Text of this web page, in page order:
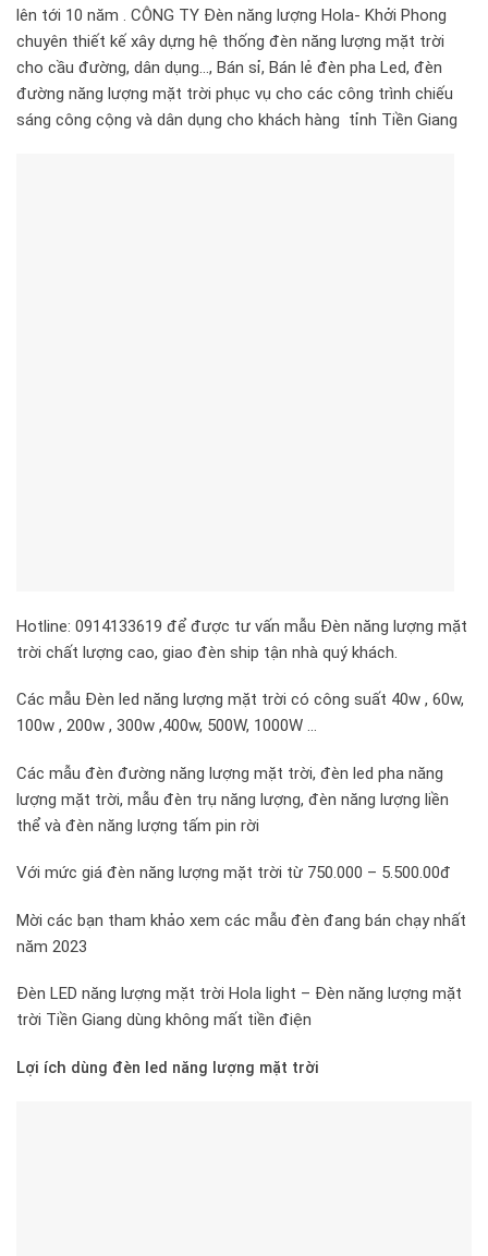
lên tới 10 năm . CÔNG TY Đèn năng lượng Hola- Khởi Phong
chuyên thiết kế xây dựng hệ thống đèn năng lượng mặt trời
cho cầu đường, dân dụng…, Bán sỉ, Bán lẻ đèn pha Led, đèn
đường năng lượng mặt trời phục vụ cho các công trình chiếu
sáng công cộng và dân dụng cho khách hàng tỉnh Tiền Giang
Hotline: 0914133619 để được tư vấn mẫu Đèn năng lượng mặt
trời chất lượng cao, giao đèn ship tận nhà quý khách.
Các mẫu Đèn led năng lượng mặt trời có công suất 40w , 60w,
100w , 200w , 300w ,400w, 500W, 1000W …
Các mẫu đèn đường năng lượng mặt trời, đèn led pha năng
lượng mặt trời, mẫu đèn trụ năng lượng, đèn năng lượng liền
thể và đèn năng lượng tấm pin rời
Với mức giá đèn năng lượng mặt trời từ 750.000 – 5.500.00đ
Mời các bạn tham khảo xem các mẫu đèn đang bán chạy nhất
năm 2023
Đèn LED năng lượng mặt trời Hola light – Đèn năng lượng mặt
trời Tiền Giang dùng không mất tiền điện
Lợi ích dùng đèn led năng lượng mặt trời